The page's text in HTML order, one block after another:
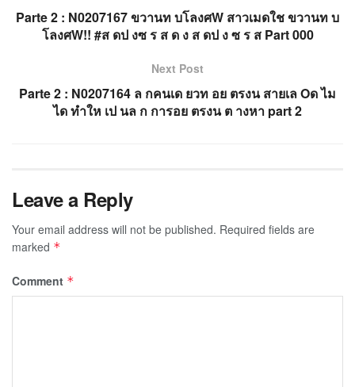
Parte 2 : N0207167 ขวานท บโลงศW สาวเมดใช ขวานท บ
โลงศW!! #ส ดป งซ ร ส ด ง ส ดป ง ซ ร ส Part 000
Next Post
Parte 2 : N0207164 ล กคนเด ยวท อย ตรงน สายเล Oด ไม
ได ทำให เป นล ก การอย ตรงน ต างหา part 2
Leave a Reply
Your email address will not be published. Required fields are
marked *
Comment *